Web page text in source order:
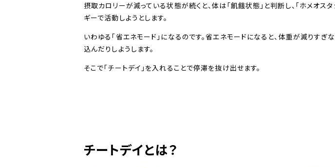
摂取カロリーが減っている状態が続くと、体は「飢餓状態」と判断し、「ホメオス
ギーで活動しようとします。
いわゆる「省エネモード」になるのです。省エネモードになると、体重が減りすぎ
込んだりしようします。
そこで「チートデイ」を入れることで停滞を抜け出せます。
チートデイとは？